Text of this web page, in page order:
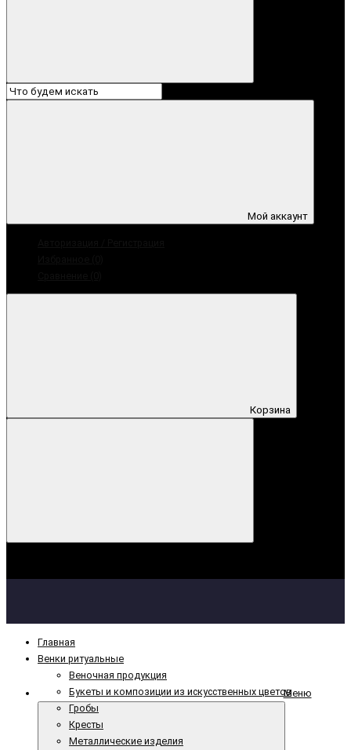
Мой аккаунт
Корзина
Меню
Главная
Венки ритуальные
Веночная продукция
Букеты и композиции из искусственных цветов
Гробы
Кресты
Металлические изделия